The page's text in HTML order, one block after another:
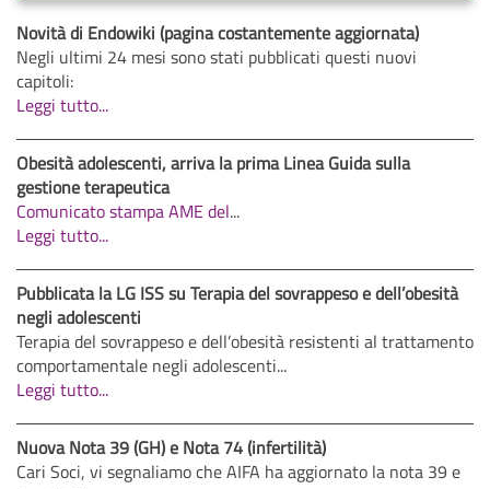
Novità di Endowiki (pagina costantemente aggiornata)
Negli ultimi 24 mesi sono stati pubblicati questi nuovi
capitoli:
Leggi tutto...
Obesità adolescenti, arriva la prima Linea Guida sulla
gestione terapeutica
Comunicato stampa AME del...
Leggi tutto...
Pubblicata la LG ISS su Terapia del sovrappeso e dell’obesità
negli adolescenti
Terapia del sovrappeso e dell’obesità resistenti al trattamento
comportamentale negli adolescenti...
Leggi tutto...
Nuova Nota 39 (GH) e Nota 74 (infertilità)
Cari Soci, vi segnaliamo che AIFA ha aggiornato la nota 39 e